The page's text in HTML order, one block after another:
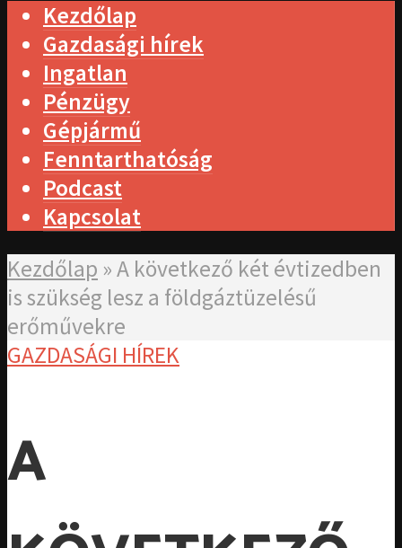
Kezdőlap
Gazdasági hírek
Ingatlan
Pénzügy
Gépjármű
Fenntarthatóság
Podcast
Kapcsolat
Kezdőlap »A következő két évtizedben
is szükség lesz a földgáztüzelésű
erőművekre
GAZDASÁGI HÍREK
A